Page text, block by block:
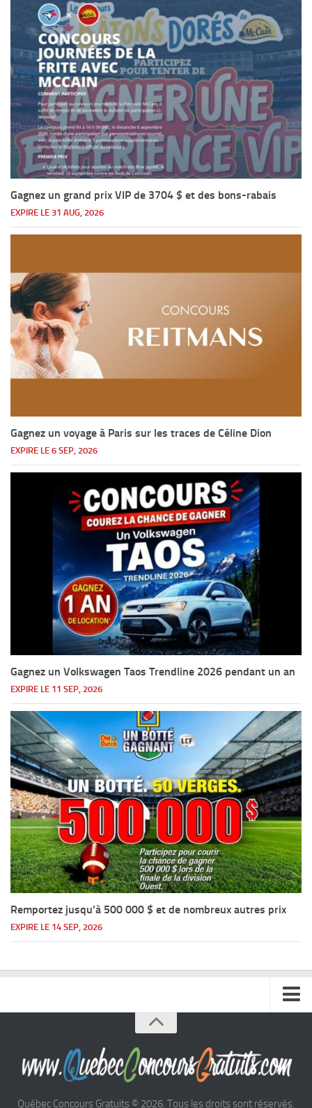
Gagnez un grand prix VIP de 3704 $ et des bons-rabais
EXPIRE LE 31 AUG, 2026
Gagnez un voyage à Paris sur les traces de Céline Dion
EXPIRE LE 6 SEP, 2026
Gagnez un Volkswagen Taos Trendline 2026 pendant un an
EXPIRE LE 11 SEP, 2026
Remportez jusqu’à 500 000 $ et de nombreux autres prix
EXPIRE LE 14 SEP, 2026
Argent
Voyages
Québec Concours Gratuits © 2026. Tous les droits sont réservés.